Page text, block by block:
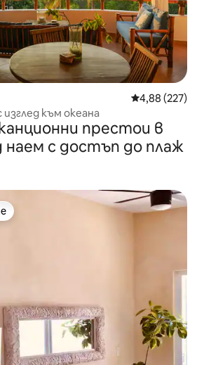
Средна
4,88 (227)
изглед към океана
престои в
с достъп до плаж